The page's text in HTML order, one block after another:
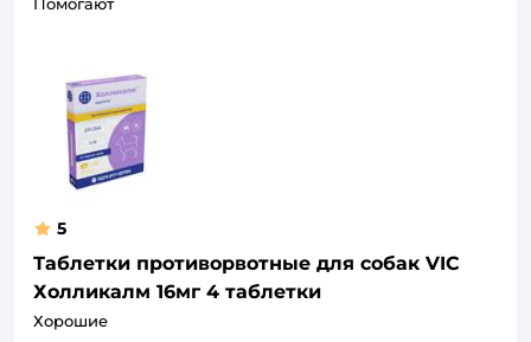
Помогают
5
Таблетки противорвотные для собак VIC
Холликалм 16мг 4 таблетки
Хорошие